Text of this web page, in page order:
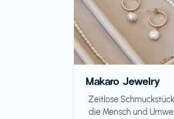
Makaro Jewelry
Zeitlose
die Mensch und